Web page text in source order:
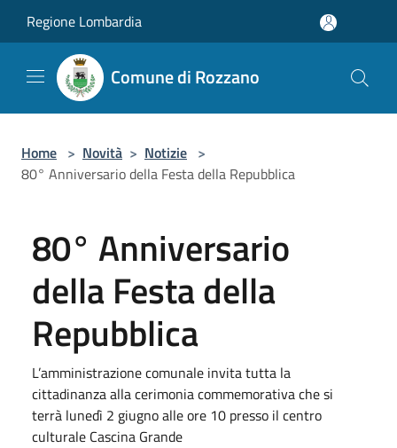
Regione Lombardia
Comune di Rozzano
Home > Novità > Notizie >
80° Anniversario della Festa della Repubblica
80° Anniversario
della Festa della
Repubblica
L’amministrazione comunale invita tutta la
cittadinanza alla cerimonia commemorativa che si
terrà lunedì 2 giugno alle ore 10 presso il centro
culturale Cascina Grande